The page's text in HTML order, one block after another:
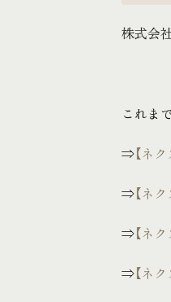
株式会
これま
⇒【ネ
⇒【ネ
⇒【ネ
⇒【ネ